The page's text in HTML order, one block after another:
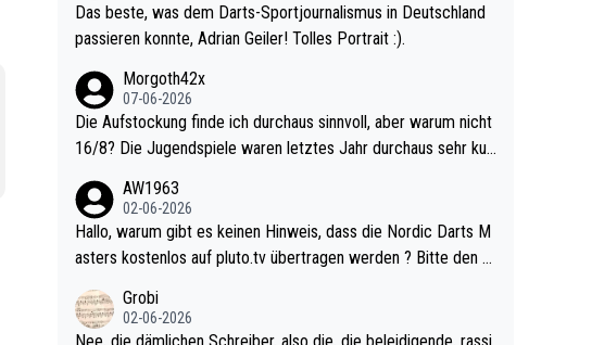
Das beste, was dem Darts-Sportjournalismus in Deutschland
passieren konnte, Adrian Geiler! Tolles Portrait :).
Morgoth42x
07-06-2026
Die Aufstockung finde ich durchaus sinnvoll, aber warum nicht
16/8? Die Jugendspiele waren letztes Jahr durchaus sehr kur
l. Allerdings ist Mitchell Lawrie als Nummer 1 der Welt eh quali
fiziert. Somit ändert die automatische Qualifikation des Weltm
eisters erstmal nichts. Ich denke sie wollen damit für nächste
d wohl wenig WDF Turniere spielen. Dies war bei Archie Self l
etztes Jahr der Fall. Er musste als amtierender Weltmeister d
AW1963
02-06-2026
Hallo, warum gibt es keinen Hinweis, dass die Nordic Darts M
asters kostenlos auf pluto.tv übertragen werden ? Bitte den A
Grobi
02-06-2026